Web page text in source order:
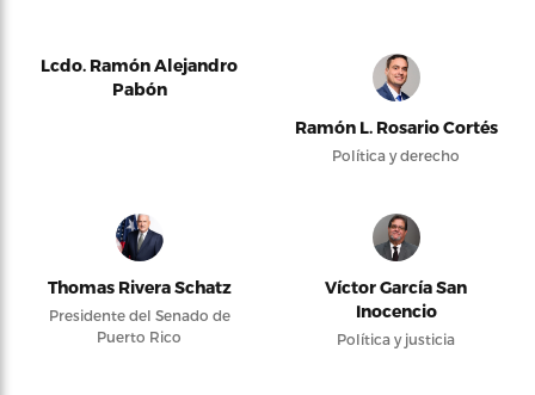
Lcdo. Ramón Alejandro
Pabón
Ramón L. Rosario Cortés
Política y derecho
Thomas Rivera Schatz
Presidente del Senado de
Puerto Rico
Víctor García San
Inocencio
Política y justicia